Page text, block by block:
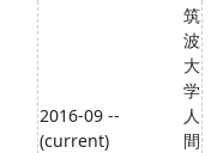
2016-09 --
(current)
筑
波
大
学
人
間